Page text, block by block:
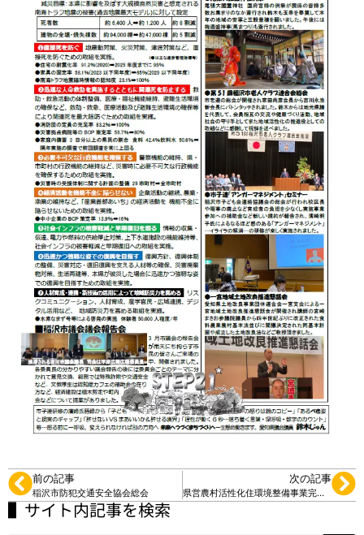
前の記事
稲沢市防犯交通安全協会総会
次の記事
県営農村活性化住環境整備事業完了記念碑除幕式
▌サイト内記事を検索